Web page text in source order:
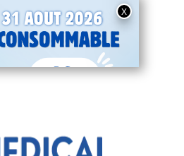
58 98 00
48H à 4,90€ TTCdès
Retours gratuits!